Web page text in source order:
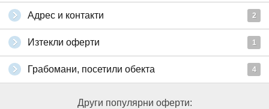
Адрес и контакти 2
Изтекли оферти 1
Грабомани, посетили обекта 4
Други популярни оферти: